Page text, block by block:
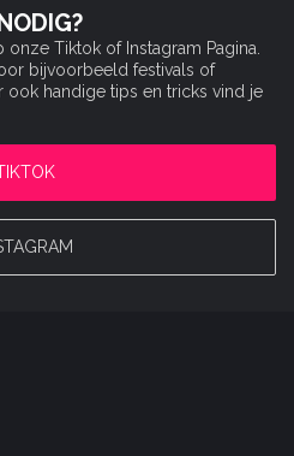
Tiktok of Instagram Pagina.
bijvoorbeeld festivals of
ook handige tips en tricks vind je